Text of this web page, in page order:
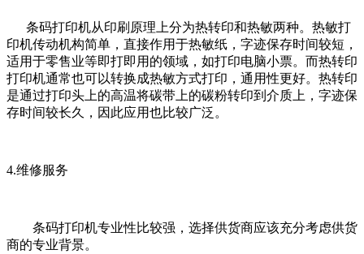
条码打印机从印刷原理上分为热转印和热敏两种。热敏打
印机传动机构简单，直接作用于热敏纸，字迹保存时间较短，
适用于零售业等即打即用的领域，如打印电脑小票。而热转印
打印机通常也可以转换成热敏方式打印，通用性更好。热转印
是通过打印头上的高温将碳带上的碳粉转印到介质上，字迹保
存时间较长久，因此应用也比较广泛。
4.维修服务
条码打印机专业性比较强，选择供货商应该充分考虑供货
商的专业背景。